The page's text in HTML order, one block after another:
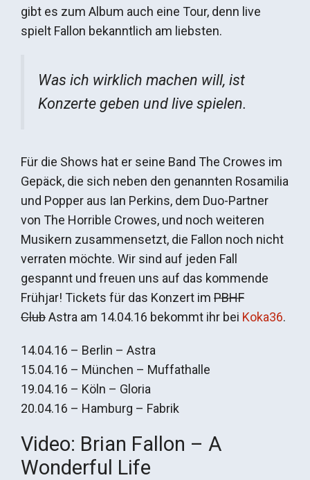
gibt es zum Album auch eine Tour, denn live
spielt Fallon bekanntlich am liebsten.
Was ich wirklich machen will, ist
Konzerte geben und live spielen.
Für die Shows hat er seine Band The Crowes im
Gepäck, die sich neben den genannten Rosamilia
und Popper aus Ian Perkins, dem Duo-Partner
von The Horrible Crowes, und noch weiteren
Musikern zusammensetzt, die Fallon noch nicht
verraten möchte. Wir sind auf jeden Fall
gespannt und freuen uns auf das kommende
Frühjar! Tickets für das Konzert im PBHF
ClubAstra am 14.04.16 bekommt ihr bei Koka36.
14.04.16 – Berlin – Astra
15.04.16 – München – Muffathalle
19.04.16 – Köln – Gloria
20.04.16 – Hamburg – Fabrik
Video: Brian Fallon – A
Wonderful Life